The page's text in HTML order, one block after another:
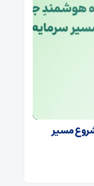
مسیر